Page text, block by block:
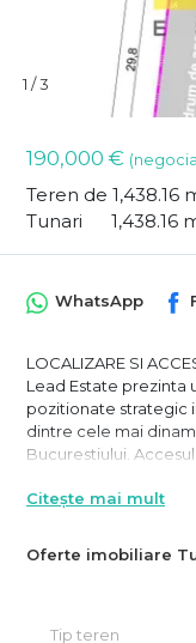
190,000 €
Teren de 1,438.16
Tunari
1,438.16
1 /3
Oferte imobiliare
WhatsApp
LOCALIZARE SI
Lead Estate prezinta
pozitionate strategic
dintre cele mai
Bucurestiului. Accesul
permanent pentru
sunt nete, la care se
DATE TEHNICE
Citește mai mult
Tip teren